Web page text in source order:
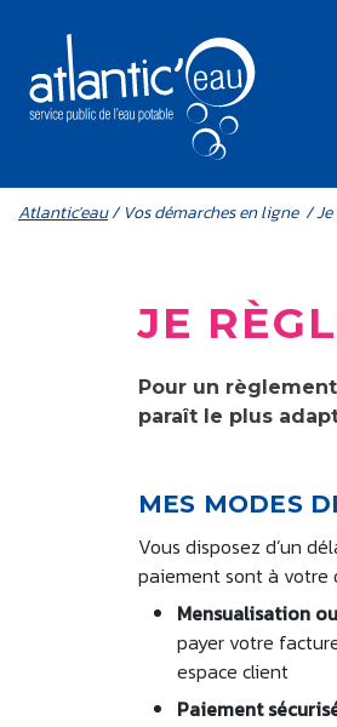
MENU MOBILE
FIL D'ARIANE
Atlantic'eau/ Vos démarches en ligne /
JE
Pour un
paraît le plus
MES MODES
Vous disposez d’un
paiement sont à votre
Mensualisation
payer votre
espace client
Paiement